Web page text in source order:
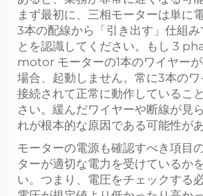
まず最初に、三相モーターは単に
3本の配線から「引き出す」仕組み
とを認識してください。もし 3
motor モーターの1本のワイヤー
場合、起動しません。常に3本の
接続されて正常に動作しているこ
さい。緩んだワイヤーや断線が見
れが根本的な原因である可能性があ
モーターの電源も確認すべき項目
ターが適切な電力を受けているか
い。つまり、電圧をチェックする